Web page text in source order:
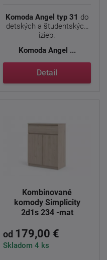
Komoda Angel typ 31 do
detských a študentských
izieb.
KomodaAngel ...
Detail
Kombinované
komody Simplicity
2d1s 234 -mat
od 179,00 €
Skladom 4 ks